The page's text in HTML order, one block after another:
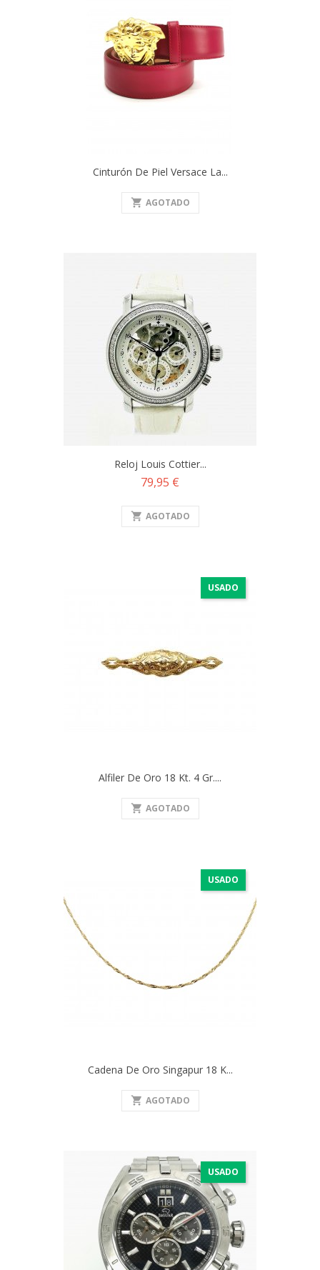
Cinturón De Piel Versace La...
shopping_cart AGOTADO
Reloj Louis Cottier...
Precio
79,95 €
shopping_cart AGOTADO
USADO
Alfiler De Oro 18 Kt. 4 Gr....
shopping_cart AGOTADO
USADO
Cadena De Oro Singapur 18 K...
shopping_cart AGOTADO
USADO